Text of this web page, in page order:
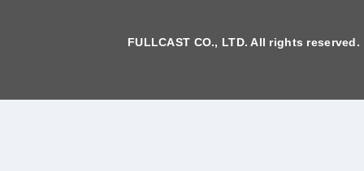
FULLCAST CO., LTD. All rights reserved.